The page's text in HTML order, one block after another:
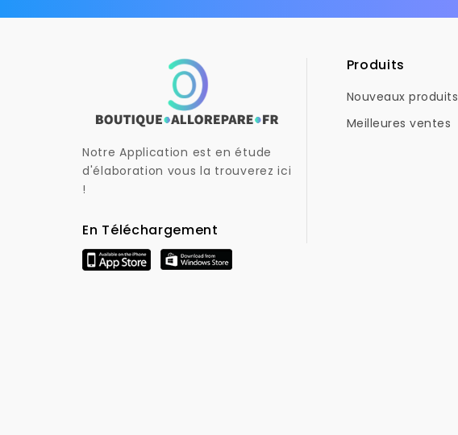
Notre Application est en étude
d'élaboration vous la trouverez ici
!
En Téléchargement
Produits
Nouveaux produits
Meilleures ventes